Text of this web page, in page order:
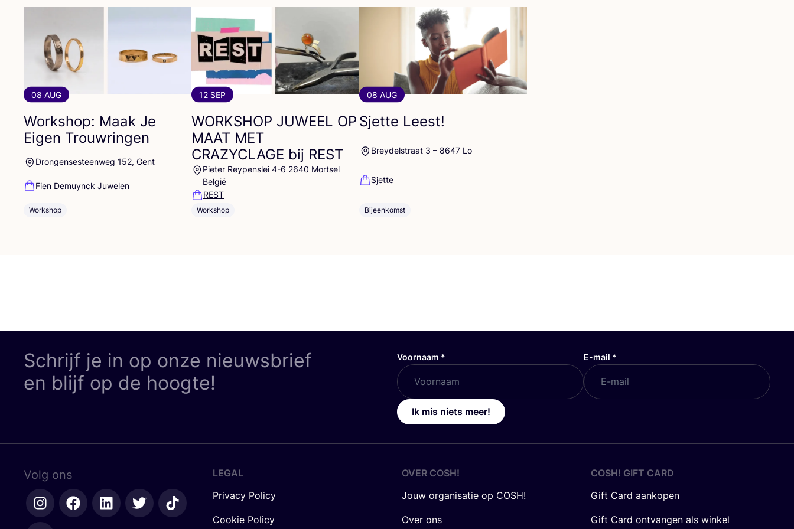
08 AUG
Workshop: Maak Je
Eigen Trouwringen
Drongensesteenweg 152, Gent
Fien Demuynck Juwelen
Workshop
12 SEP
WORKSHOP JUWEEL OP
MAAT MET
CRAZYCLAGE bij REST
Pieter Reypenslei 4-6 2640 Mortsel
België
REST
Workshop
08 AUG
Sjette Leest!
Breydelstraat 3 – 8647 Lo
Sjette
Bijeenkomst
Schrijf je in op onze nieuwsbrief
en blijf op de hoogte!
Voornaam * E-mail *
Ik mis niets meer!
Volg ons
LEGAL
Privacy Policy
Cookie Policy
OVER COSH!
Jouw organisatie op COSH!
Over ons
COSH! GIFT CARD
Gift Card aankopen
Gift Card ontvangen als winkel